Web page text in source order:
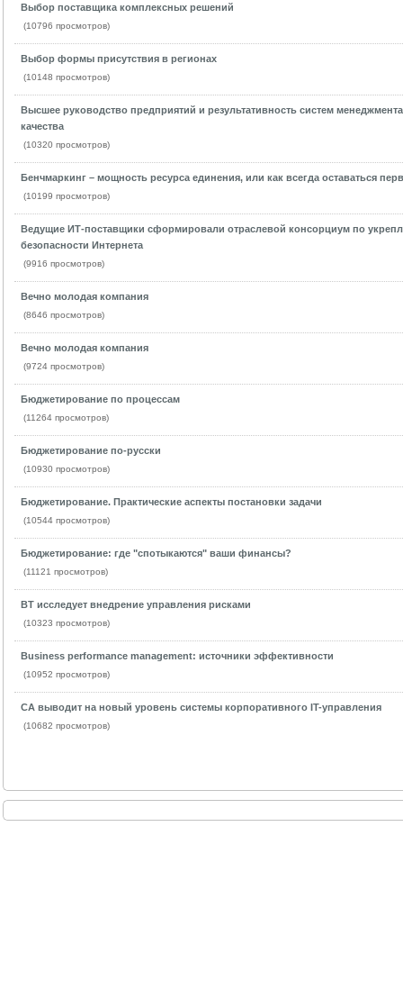
Выбор поставщика комплексных решений
(10796 просмотров)
Выбор формы присутствия в регионах
(10148 просмотров)
Высшее руководство предприятий и результативность систем менеджмента
качества
(10320 просмотров)
Бенчмаркинг – мощность ресурса единения, или как всегда оставаться
(10199 просмотров)
Ведущие ИТ-поставщики сформировали отраслевой консорциум по
безопасности Интернета
(9916 просмотров)
Вечно молодая компания
(8646 просмотров)
Вечно молодая компания
(9724 просмотров)
Бюджетирование по процессам
(11264 просмотров)
Бюджетирование по-русски
(10930 просмотров)
Бюджетирование. Практические аспекты постановки задачи
(10544 просмотров)
Бюджетирование: где "спотыкаются" ваши финансы?
(11121 просмотров)
BT исследует внедрение управления рисками
(10323 просмотров)
Business performance management: источники эффективности
(10952 просмотров)
CA выводит на новый уровень системы корпоративного IT-управления
(10682 просмотров)